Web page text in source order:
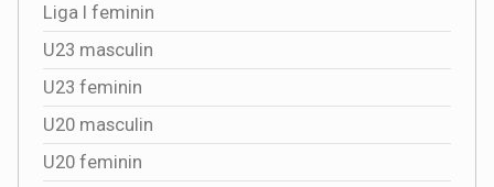
Liga I feminin
U23 masculin
U23 feminin
U20 masculin
U20 feminin